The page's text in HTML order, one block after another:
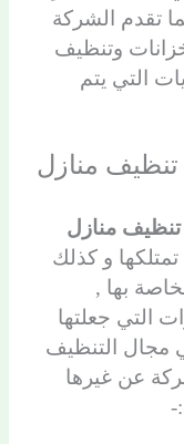
تقدم الشركة
وتنظيف
التي يتم
تنظيف منازل
منازل
و كذلك
بها ,
التي جعلتها
مجال التنظيف
عن غيرها